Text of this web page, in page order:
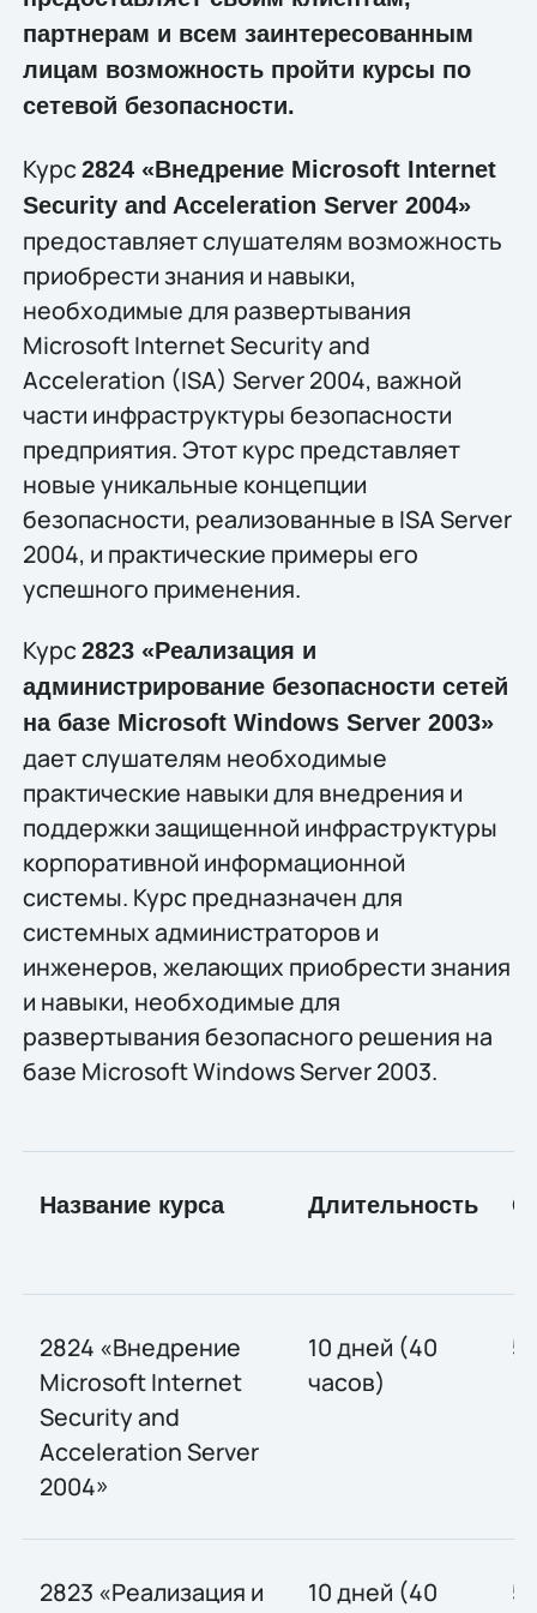
партнерам и всем заинтересованным
лицам возможность пройти курсы по
сетевой безопасности.
Курс2824 «Внедрение Microsoft Internet
Security and Acceleration Server 2004»
предоставляет слушателям возможность
приобрести знания и навыки,
необходимые для развертывания
Microsoft Internet Security and
Acceleration (ISA) Server 2004, важной
части инфраструктуры безопасности
предприятия. Этот курс представляет
новые уникальные концепции
безопасности, реализованные в ISA Server
2004, и практические примеры его
успешного применения.
Курс2823 «Реализация и
администрирование безопасности сетей
на базе Microsoft Windows Server 2003»
дает слушателям необходимые
практические навыки для внедрения и
поддержки защищенной инфраструктуры
корпоративной информационной
системы. Курс предназначен для
системных администраторов и
инженеров, желающих приобрести знания
и навыки, необходимые для
развертывания безопасного решения на
базе Microsoft Windows Server 2003.
Название курса Длительность
2824 «Внедрение
Microsoft Internet
Security and
Acceleration Server
2004»
10 дней (40
часов)
2823 «Реализация и
10 дней (40